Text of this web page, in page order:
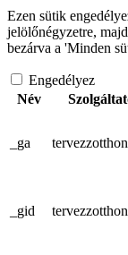
Ezen sütik
jelölőnégyzetre,
bezárva a 'Minden
Engedélyez
Név
_ga
_gid